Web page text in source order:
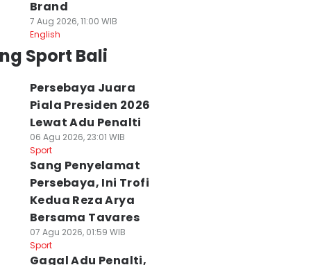
Brand
7 Aug 2026, 11:00 WIB
English
Sport Bali
Persebaya Juara
Piala Presiden 2026
Lewat Adu Penalti
06 Agu 2026, 23:01 WIB
Sport
Sang Penyelamat
Persebaya, Ini Trofi
Kedua Reza Arya
Bersama Tavares
07 Agu 2026, 01:59 WIB
Sport
Gagal Adu Penalti,